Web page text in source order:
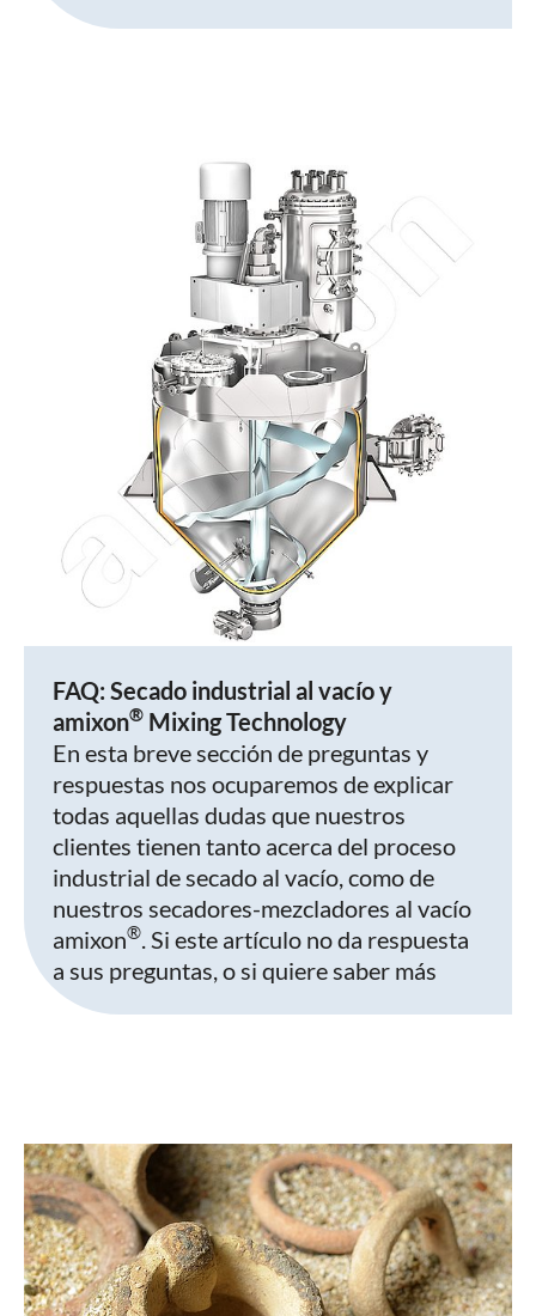
FAQ: Secado industrial al vacío y
amixon® Mixing Technology
En esta breve sección de preguntas y
respuestas nos ocuparemos de explicar
todas aquellas dudas que nuestros
clientes tienen tanto acerca del proceso
industrial de secado al vacío, como de
nuestros secadores-mezcladores al vacío
amixon®. Si este artículo no da respuesta
a sus preguntas, o si quiere saber más